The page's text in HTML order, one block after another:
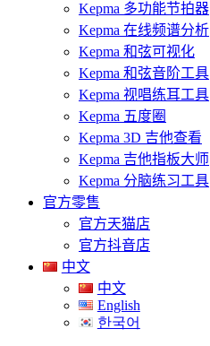
Kepma 多功能节拍器
Kepma 在线频谱分析
Kepma 和弦可视化
Kepma 和弦音阶工具
Kepma 视唱练耳工具
Kepma 五度圈
Kepma 3D 吉他查看
Kepma 吉他指板大师
Kepma 分脑练习工具
官方零售
官方天猫店
官方抖音店
中文
中文
English
한국어